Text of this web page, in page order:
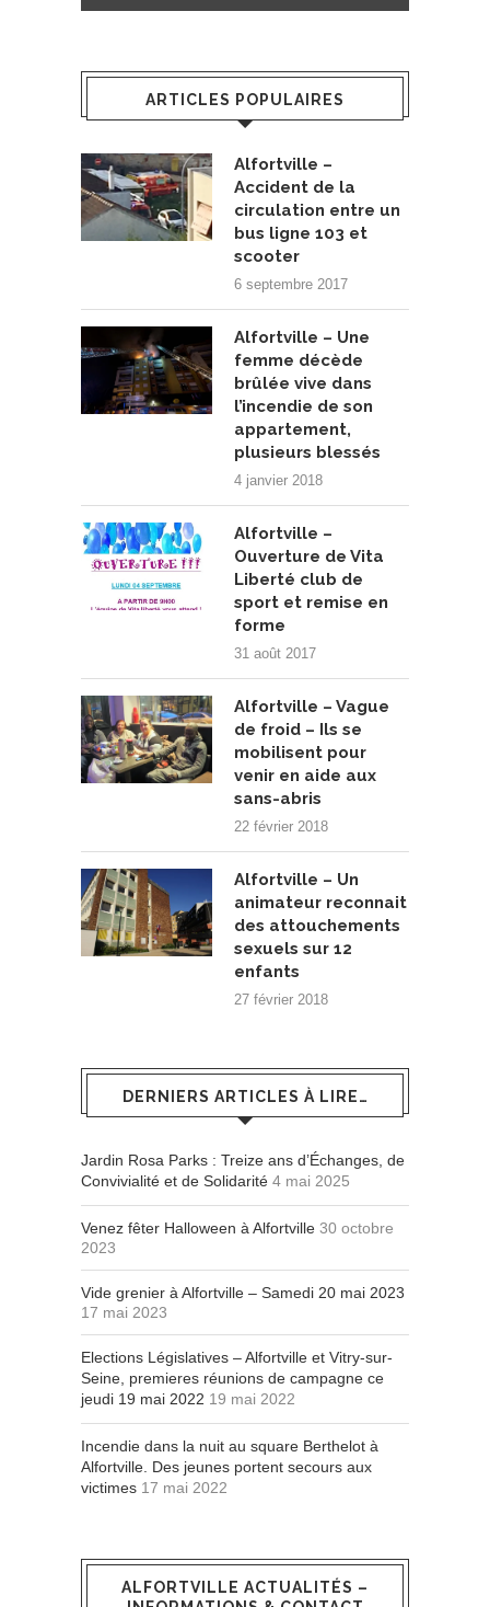
ARTICLES POPULAIRES
Alfortville –
Accident de la
circulation entre un
bus ligne 103 et
scooter
6 septembre 2017
Alfortville – Une
femme décède
brûlée vive dans
l’incendie de son
appartement,
plusieurs blessés
4 janvier 2018
Alfortville –
Ouverture de Vita
Liberté club de
sport et remise en
forme
31 août 2017
Alfortville – Vague
de froid – Ils se
mobilisent pour
venir en aide aux
sans-abris
22 février 2018
Alfortville – Un
animateur reconnait
des attouchements
sexuels sur 12
enfants
27 février 2018
DERNIERS ARTICLES À LIRE…
Jardin Rosa Parks : Treize ans d’Échanges, de
Convivialité et de Solidarité 4 mai 2025
Venez fêter Halloween à Alfortville 30 octobre
2023
Vide grenier à Alfortville – Samedi 20 mai 2023
17 mai 2023
Elections Législatives – Alfortville et Vitry-sur-
Seine, premieres réunions de campagne ce
jeudi 19 mai 2022 19 mai 2022
Incendie dans la nuit au square Berthelot à
Alfortville. Des jeunes portent secours aux
victimes 17 mai 2022
ALFORTVILLE ACTUALITÉS –